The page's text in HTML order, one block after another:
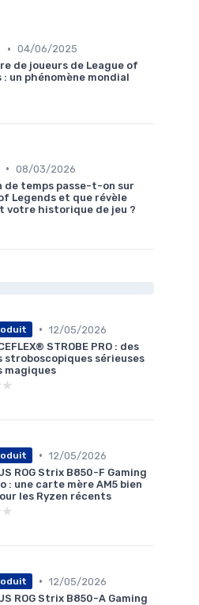
• 04/06/2025
de joueurs de League of
: un phénomène mondial
• 08/03/2026
de temps passe-t-on sur
Legends et que révèle
votre historique de jeu ?
• 12/05/2026
STROBE PRO : des
stroboscopiques sérieuses
magiques
• 12/05/2026
ROG Strix B850-F Gaming
: une carte mère AM5 bien
les Ryzen récents
• 12/05/2026
ROG Strix B850-A Gaming